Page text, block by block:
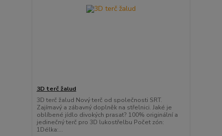
3D terč žalud
3D terč žalud Nový terč od společnosti SRT.
Zajímavý a zábavný doplněk na střelnici. Jaké je
oblíbené jídlo divokých prasat? 100% originální a
jedinečný terč pro 3D lukostřelbu Počet zón:
1Délka:...